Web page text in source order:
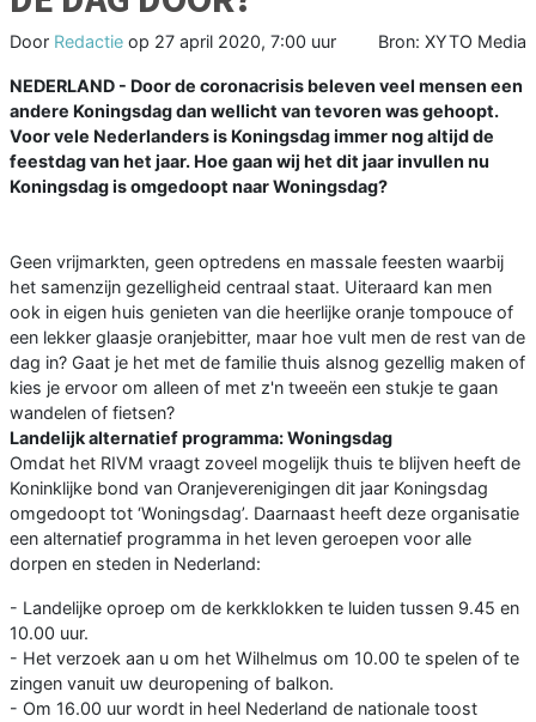
Door Redactie op 27 april 2020, 7:00 uur Bron: XYTO Media
NEDERLAND - Door de coronacrisis beleven veel mensen een
andere Koningsdag dan wellicht van tevoren was gehoopt.
Voor vele Nederlanders is Koningsdag immer nog altijd de
feestdag van het jaar. Hoe gaan wij het dit jaar invullen nu
Koningsdag is omgedoopt naar Woningsdag?
Geen vrijmarkten, geen optredens en massale feesten waarbij
het samenzijn gezelligheid centraal staat. Uiteraard kan men
ook in eigen huis genieten van die heerlijke oranje tompouce of
een lekker glaasje oranjebitter, maar hoe vult men de rest van de
dag in? Gaat je het met de familie thuis alsnog gezellig maken of
kies je ervoor om alleen of met z'n tweeën een stukje te gaan
wandelen of fietsen?
Landelijk alternatief programma: Woningsdag
Omdat het RIVM vraagt zoveel mogelijk thuis te blijven heeft de
Koninklijke bond van Oranjeverenigingen dit jaar Koningsdag
omgedoopt tot ‘Woningsdag’. Daarnaast heeft deze organisatie
een alternatief programma in het leven geroepen voor alle
dorpen en steden in Nederland:
- Landelijke oproep om de kerkklokken te luiden tussen 9.45 en
10.00 uur.
- Het verzoek aan u om het Wilhelmus om 10.00 te spelen of te
zingen vanuit uw deuropening of balkon.
- Om 16.00 uur wordt in heel Nederland de nationale toost